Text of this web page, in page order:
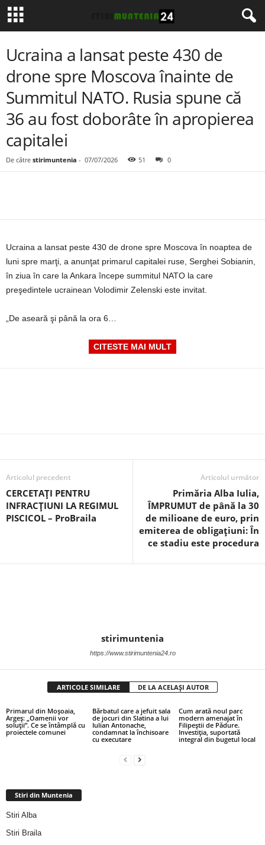
Ucraina a lansat peste 430 de
drone spre Moscova înainte de
Summitul NATO. Rusia spune că
36 au fost doborâte în apropierea
capitalei
De către stirimuntenia - 07/07/2026 51 0
Ucraina a lansat peste 430 de drone spre Moscova în noaptea de
luni spre marţi, a anunţat primarul capitalei ruse, Serghei Sobianin,
în ziua în care la Ankara începe summitul NATO la care
preşedintele ucrainean Volodimir Zelenski este invitat.
„De aseară şi până la ora 6…
CITESTE MAI MULT
Articolul precedent
CERCETAȚI PENTRU
INFRACȚIUNI LA REGIMUL
PISCICOL – ProBraila
Articolul următor
Primăria Alba Iulia,
ÎMPRUMUT de până la 30
de milioane de euro, prin
emiterea de obligațiuni: În
ce stadiu este procedura
stirimuntenia
https://www.stirimuntenia24.ro
ARTICOLE SIMILARE DE LA ACELAȘI AUTOR
Primarul din Moșoaia,
Argeș: „Oamenii vor
soluții”. Ce se întâmplă cu
proiectele comunei
Bărbatul care a jefuit sala
de jocuri din Slatina a lui
Iulian Antonache,
condamnat la închisoare
cu executare
Cum arată noul parc
modern amenajat în
Filipeștii de Pădure.
Investiția, suportată
integral din bugetul local
Stiri din Muntenia
Stiri Alba
Stiri Braila